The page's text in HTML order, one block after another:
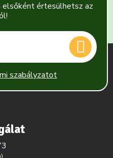
elsőként értesülhetsz az
szabályzatot